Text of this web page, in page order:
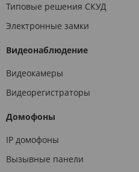
Типовые решения СКУД
Электронные замки
Видеонаблюдение
Видеокамеры
Видеорегистраторы
Домофоны
IP домофоны
Вызывные панели